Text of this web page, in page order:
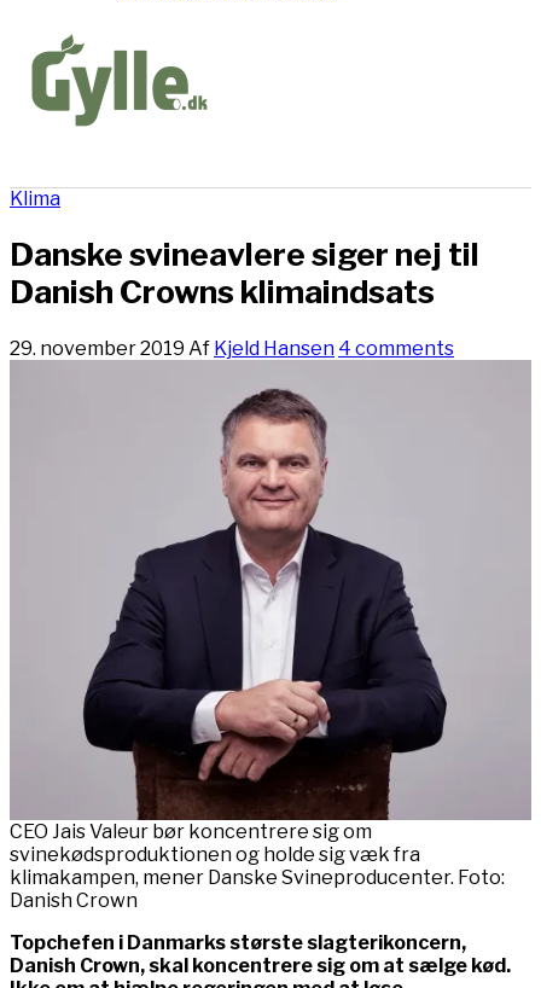
Klima
Danske svineavlere siger nej til
Danish Crowns klimaindsats
29. november 2019 Af Kjeld Hansen 4 comments
CEO Jais Valeur bør koncentrere sig om
svinekødsproduktionen og holde sig væk fra
klimakampen, mener Danske Svineproducenter. Foto:
Danish Crown
Topchefen i Danmarks største slagterikoncern,
Danish Crown, skal koncentrere sig om at sælge kød.